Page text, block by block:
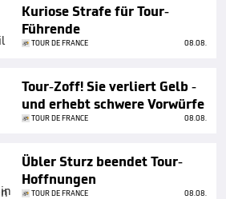
Kuriose Strafe für Tour-
Führende
TOUR DE FRANCE 08.08.
Tour-Zoff! Sie verliert Gelb -
und erhebt schwere Vorwürfe
TOUR DE FRANCE 08.08.
Übler Sturz beendet Tour-
Hoffnungen
TOUR DE FRANCE 08.08.